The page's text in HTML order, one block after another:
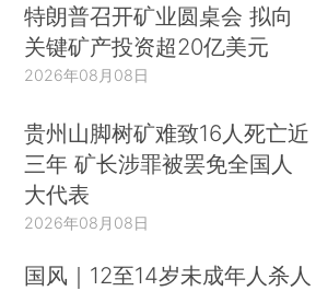
特朗普召开矿业圆桌会 拟向
关键矿产投资超20亿美元
2026年08月08日
贵州山脚树矿难致16人死亡近
三年 矿长涉罪被罢免全国人
大代表
2026年08月08日
国风｜12至14岁未成年人杀人